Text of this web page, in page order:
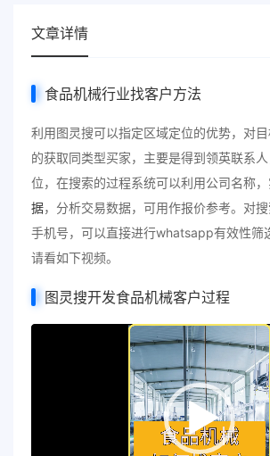
文章详情
食品机械行业找客户方法
利用图灵搜可以指定区域定位的优势，对
的获取同类型买家，主要是得到领英联系
位，在搜索的过程系统可以利用公司名称
据，分析交易数据，可用作报价参考。对
手机号，可以直接进行whatsapp有效性筛
请看如下视频。
图灵搜开发食品机械客户过程